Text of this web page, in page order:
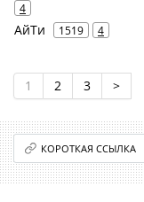
4
АйТи 1519 4
1 2 3 >
КОРОТКАЯ ССЫЛКА